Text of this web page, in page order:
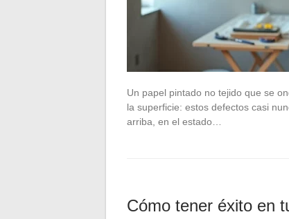
Un papel pintado no tejido que se
la superficie: estos defectos casi
arriba, en el estado…
Cómo tener éxito en